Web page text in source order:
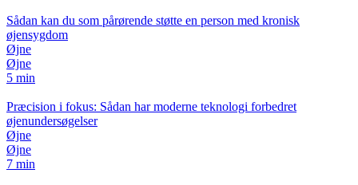
Sådan kan du som pårørende støtte en person med kronisk
øjensygdom
Øjne
Øjne
5 min
Præcision i fokus: Sådan har moderne teknologi forbedret
øjenundersøgelser
Øjne
Øjne
7 min